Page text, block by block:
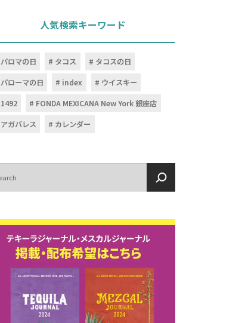
人気検索キーワード
パロマの日 タコス
タコスの日
パローマの日
index
ウイスキー
1492
FONDA MEXICANA New York 銀座店
アガバレス
カレンダー